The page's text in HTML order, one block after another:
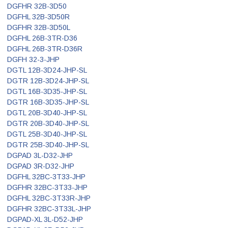
DGFHR 32B-3D50
DGFHL 32B-3D50R
DGFHR 32B-3D50L
DGFHL 26B-3TR-D36
DGFHL 26B-3TR-D36R
DGFH 32-3-JHP
DGTL 12B-3D24-JHP-SL
DGTR 12B-3D24-JHP-SL
DGTL 16B-3D35-JHP-SL
DGTR 16B-3D35-JHP-SL
DGTL 20B-3D40-JHP-SL
DGTR 20B-3D40-JHP-SL
DGTL 25B-3D40-JHP-SL
DGTR 25B-3D40-JHP-SL
DGPAD 3L-D32-JHP
DGPAD 3R-D32-JHP
DGFHL 32BC-3T33-JHP
DGFHR 32BC-3T33-JHP
DGFHL 32BC-3T33R-JHP
DGFHR 32BC-3T33L-JHP
DGPAD-XL 3L-D52-JHP